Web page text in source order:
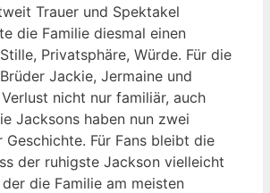
Trauer und Spektakel
die Familie diesmal einen
Privatsphäre, Würde. Für die
Jackie, Jermaine und
nicht nur familiär, auch
Jacksons haben nun zwei
Geschichte. Für Fans bleibt die
der ruhigste Jackson vielleicht
die Familie am meisten